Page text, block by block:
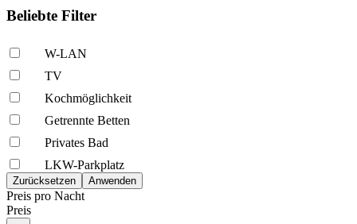
Beliebte Filter
W-LAN
TV
Kochmöglich­keit
Getrennte Betten
Privates Bad
LKW-Parkplatz
Preis pro Nacht
Preis